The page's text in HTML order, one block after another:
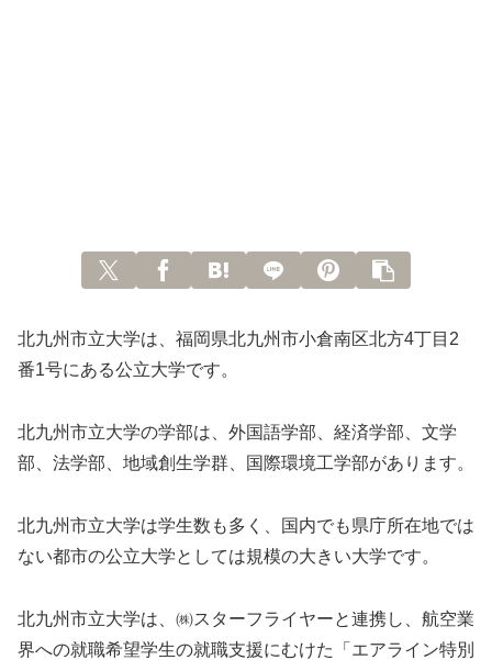
北九州市立大学は、福岡県北九州市小倉南区北方4丁目2
番1号にある公立大学です。
北九州市立大学の学部は、外国語学部、経済学部、文学
部、法学部、地域創生学群、国際環境工学部があります。
北九州市立大学は学生数も多く、国内でも県庁所在地では
ない都市の公立大学としては規模の大きい大学です。
北九州市立大学は、㈱スターフライヤーと連携し、航空業
界への就職希望学生の就職支援にむけた「エアライン特別